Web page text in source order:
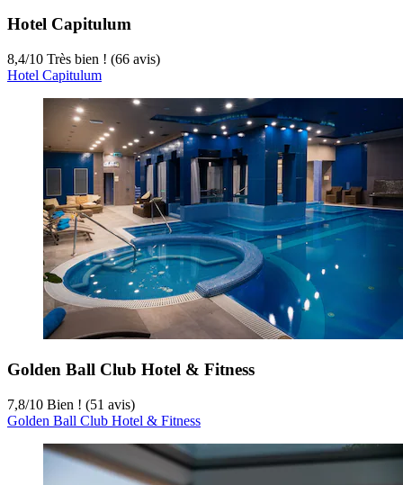
Hotel Capitulum
8,4/10 Très bien ! (66 avis)
Hotel Capitulum
Golden Ball Club Hotel & Fitness
7,8/10 Bien ! (51 avis)
Golden Ball Club Hotel & Fitness